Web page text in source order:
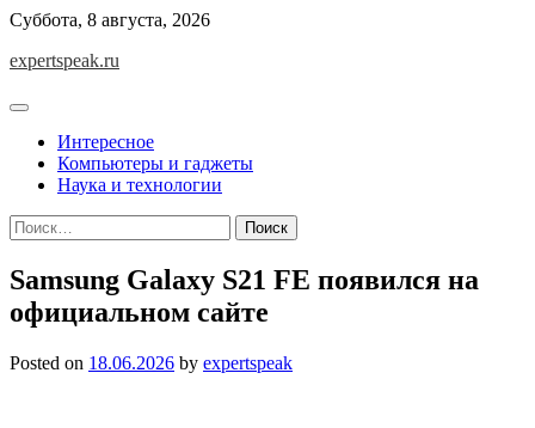
Skip
content
Суббота, 8 августа, 2026
expertspeak.ru
Интересное
Компьютеры и гаджеты
Наука и технологии
Найти:
Samsung Galaxy S21 FE появился на
официальном сайте
Posted on 18.06.2026 by expertspeak